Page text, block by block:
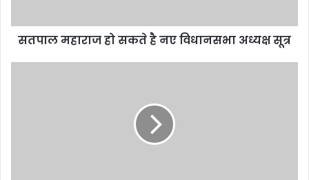
सतपाल महाराज हो सकते है नए विधानसभा अध्यक्ष सूत्र